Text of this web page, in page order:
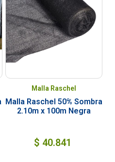
Malla Raschel
Malla Raschel 50% Sombra
2.10m x 100m Negra
$ 40.841